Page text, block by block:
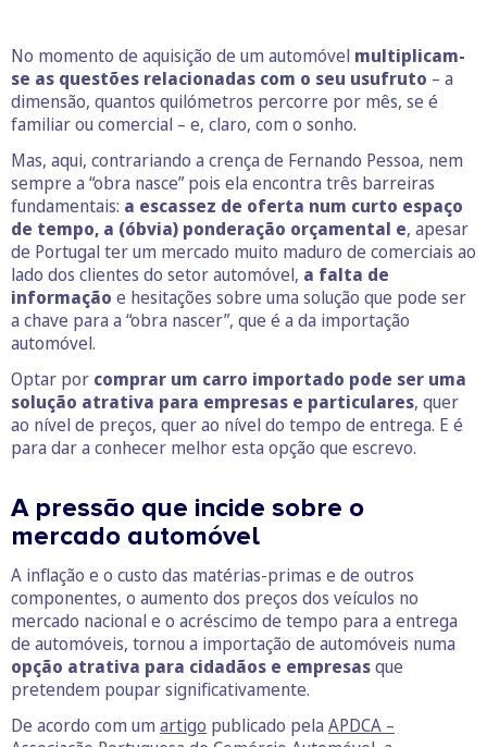
No momento de aquisição de um automóvel multiplicam-
se as questões relacionadas com o seu usufruto – a
dimensão, quantos quilómetros percorre por mês, se é
familiar ou comercial – e, claro, com o sonho.
Mas, aqui, contrariando a crença de Fernando Pessoa, nem
sempre a “obra nasce” pois ela encontra três barreiras
fundamentais: a escassez de oferta num curto espaço
de tempo, a (óbvia) ponderação orçamental e, apesar
de Portugal ter um mercado muito maduro de comerciais ao
lado dos clientes do setor automóvel, a falta de
informação e hesitações sobre uma solução que pode ser
a chave para a “obra nascer”, que é a da importação
automóvel.
Optar por comprar um carro importado pode ser uma
solução atrativa para empresas e particulares, quer
ao nível de preços, quer ao nível do tempo de entrega. E é
para dar a conhecer melhor esta opção que escrevo.
A pressão que incide sobre o
mercado automóvel
A inflação e o custo das matérias-primas e de outros
componentes, o aumento dos preços dos veículos no
mercado nacional e o acréscimo de tempo para a entrega
de automóveis, tornou a importação de automóveis numa
opção atrativa para cidadãos e empresasque
pretendem poupar significativamente.
De acordo com um artigo publicado pela APDCA –